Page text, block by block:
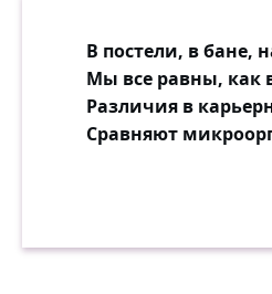
В постели, в бане,
Мы все равны, как
Различия в
Сравняют